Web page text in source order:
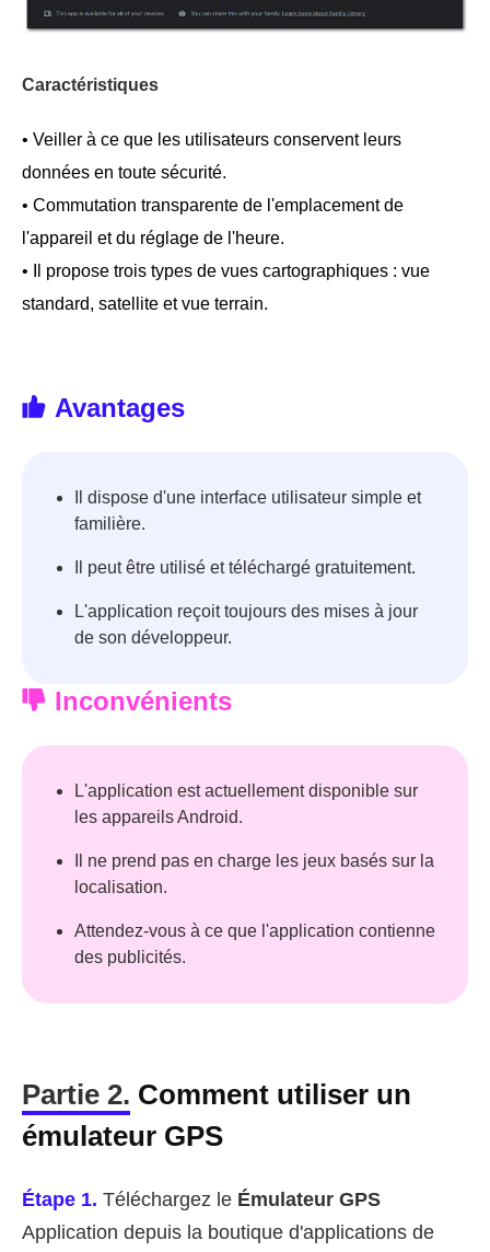
Caractéristiques
• Veiller à ce que les utilisateurs conservent leurs
données en toute sécurité.
• Commutation transparente de l'emplacement de
l'appareil et du réglage de l'heure.
• Il propose trois types de vues cartographiques : vue
standard, satellite et vue terrain.
Avantages
Il dispose d'une interface utilisateur simple et
familière.
Il peut être utilisé et téléchargé gratuitement.
L'application reçoit toujours des mises à jour
de son développeur.
Inconvénients
L'application est actuellement disponible sur
les appareils Android.
Il ne prend pas en charge les jeux basés sur la
localisation.
Attendez-vous à ce que l'application contienne
des publicités.
Partie 2. Comment utiliser un
émulateur GPS
Étape 1. Téléchargez le Émulateur GPS
Application depuis la boutique d'applications de